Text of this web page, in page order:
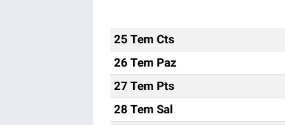
25 Tem Cts
26 Tem Paz
27 Tem Pts
28 Tem Sal